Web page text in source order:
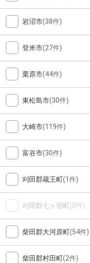
岩沼市(38件)
登米市(27件)
栗原市(44件)
東松島市(30件)
大崎市(119件)
富谷市(30件)
刈田郡蔵王町(1件)
刈田郡七ヶ宿町(0件)
柴田郡大河原町(54件)
柴田郡村田町(2件)